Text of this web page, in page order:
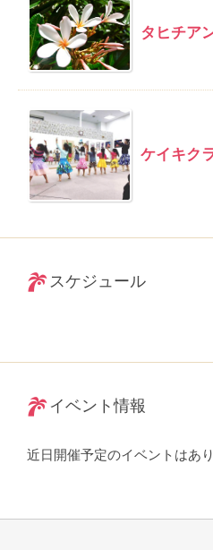
タヒチア
ケイキク
スケジュール
イベント情報
近日開催予定のイベントはあ